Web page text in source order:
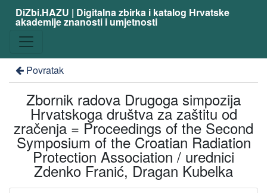
DiZbi.HAZU | Digitalna zbirka i katalog Hrvatske
akademije znanosti i umjetnosti
Povratak
Zbornik radova Drugoga simpozija
Hrvatskoga društva za zaštitu od
zračenja = Proceedings of the Second
Symposium of the Croatian Radiation
Protection Association / urednici
Zdenko Franić, Dragan Kubelka